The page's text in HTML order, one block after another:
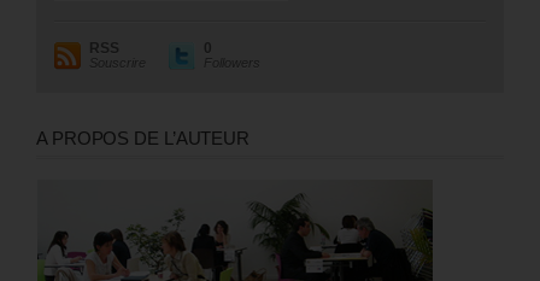
RSS
Souscrire
0
Followers
A PROPOS DE L’AUTEUR